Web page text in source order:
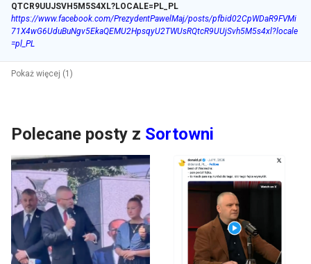
QTCR9UUJSVH5M5S4XL?LOCALE=PL_PL
https://www.facebook.com/PrezydentPawelMaj/posts/pfbid02CpWDaR9FVMi
71X4wG6UduBuNgv5EkaQEMU2HpsqyU2TWUsRQtcR9UUjSvh5M5s4xl?locale
=pl_PL
Pokaż więcej (1)
Polecane posty z Sortowni